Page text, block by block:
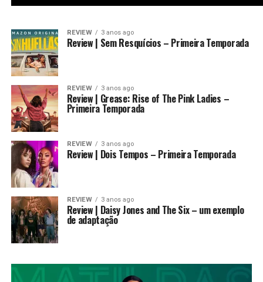
REVIEW 3 anos ago
Review | Sem Resquícios – Primeira Temporada
REVIEW 3 anos ago
Review | Grease: Rise of The Pink Ladies –
Primeira Temporada
REVIEW 3 anos ago
Review | Dois Tempos – Primeira Temporada
REVIEW 3 anos ago
Review | Daisy Jones and The Six – um exemplo
de adaptação